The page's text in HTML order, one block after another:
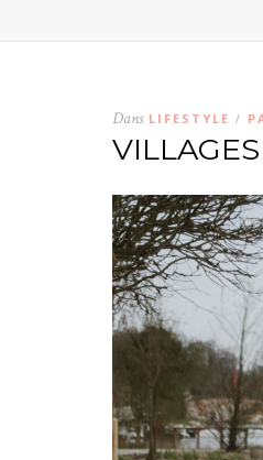
Dans LIFESTYLE /